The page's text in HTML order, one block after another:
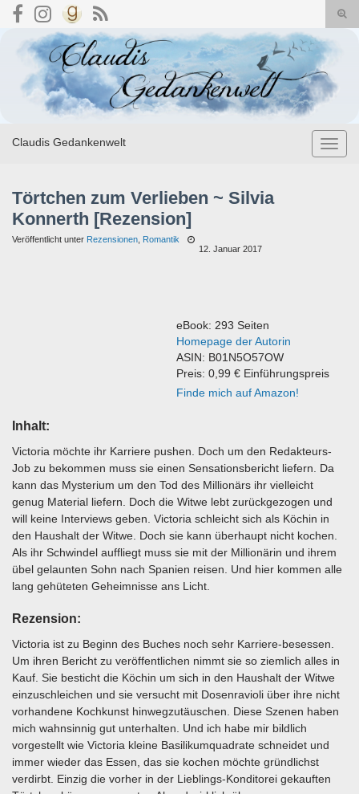
Search for:
Claudis Gedankenwelt
Törtchen zum Verlieben ~ Silvia
Konnerth [Rezension]
Veröffentlicht unter Rezensionen, Romantik
12. Januar 2017
eBook: 293 Seiten
Homepage der Autorin
ASIN: B01N5O57OW
Preis: 0,99 € Einführungspreis
Finde mich auf Amazon!
Inhalt:
Victoria möchte ihr Karriere pushen. Doch um den Redakteurs-
Job zu bekommen muss sie einen Sensationsbericht liefern. Da
kann das Mysterium um den Tod des Millionärs ihr vielleicht
genug Material liefern. Doch die Witwe lebt zurückgezogen und
will keine Interviews geben. Victoria schleicht sich als Köchin in
den Haushalt der Witwe. Doch sie kann überhaupt nicht kochen.
Als ihr Schwindel auffliegt muss sie mit der Millionärin und ihrem
übel gelaunten Sohn nach Spanien reisen. Und hier kommen alle
lang gehüteten Geheimnisse ans Licht.
Rezension:
Victoria ist zu Beginn des Buches noch sehr Karriere-besessen.
Um ihren Bericht zu veröffentlichen nimmt sie so ziemlich alles in
Kauf. Sie besticht die Köchin um sich in den Haushalt der Witwe
einzuschleichen und sie versucht mit Dosenravioli über ihre nicht
vorhandene Kochkunst hinwegzutäuschen. Diese Szenen haben
mich wahnsinnig gut unterhalten. Und ich habe mir bildlich
vorgestellt wie Victoria kleine Basilikumquadrate schneidet und
immer wieder das Essen, das sie kochen möchte gründlichst
verdirbt. Einzig die vorher in der Lieblings-Konditorei gekauften